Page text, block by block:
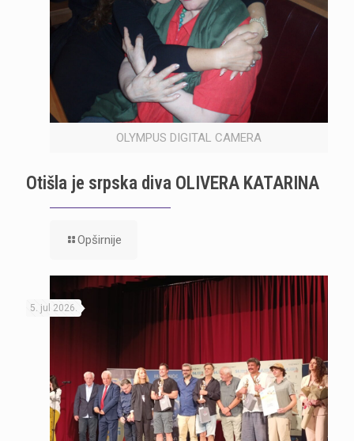
OLYMPUS DIGITAL CAMERA
Otišla je srpska diva OLIVERA KATARINA
Opširnije
5. jul 2026.